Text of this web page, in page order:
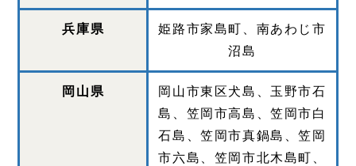
兵庫県
姫路市家島町、南あわじ市
沼島
岡山県
岡山市東区犬島、玉野市石
島、笠岡市高島、笠岡市白
石島、笠岡市真鍋島、笠岡
市六島、笠岡市北木島町、